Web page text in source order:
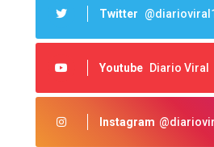
Twitter
Youtube Diario Viral
Instagram